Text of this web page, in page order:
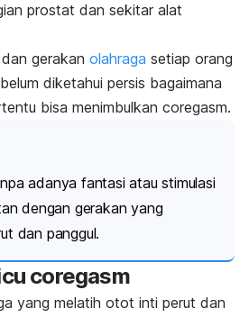
prostat dan sekitar alat
gerakan olahraga setiap orang
diketahui persis bagaimana
bisa menimbulkan coregasm.
adanya fantasi atau stimulasi
dengan gerakan yang
dan panggul.
coregasm
yang melatih otot inti perut dan